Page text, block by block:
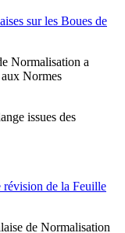
sur les Boues de
Normalisation a
Normes
issues des
révision de la Feuille
de Normalisation